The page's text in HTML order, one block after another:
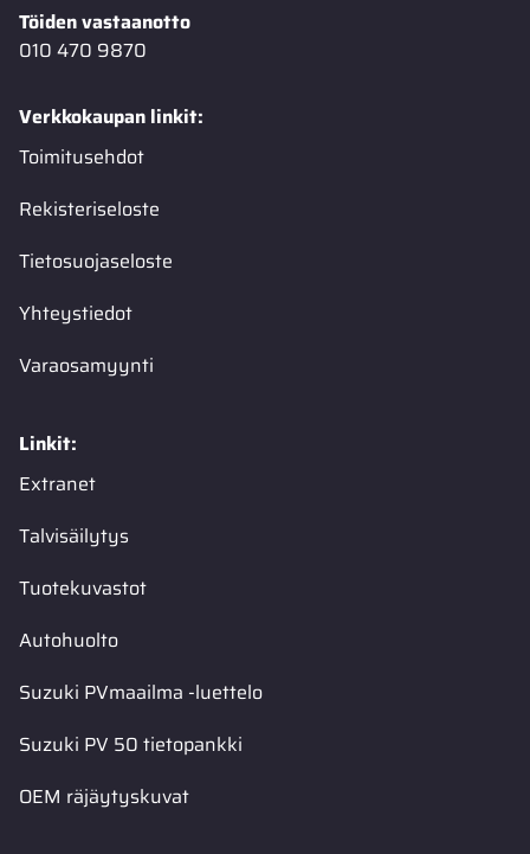
Töiden vastaanotto
010 470 9870
Verkkokaupan linkit:
Toimitusehdot
Rekisteriseloste
Tietosuojaseloste
Yhteystiedot
Varaosamyynti
Linkit:
Extranet
Talvisäilytys
Tuotekuvastot
Autohuolto
Suzuki PVmaailma -luettelo
Suzuki PV 50 tietopankki
OEM räjäytyskuvat